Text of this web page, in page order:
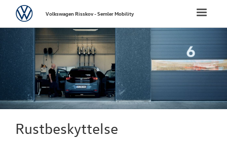
NYE
Toggle
VolkswagenVolkswagen Risskov - Semler Mobility
Rustbeskyttelse